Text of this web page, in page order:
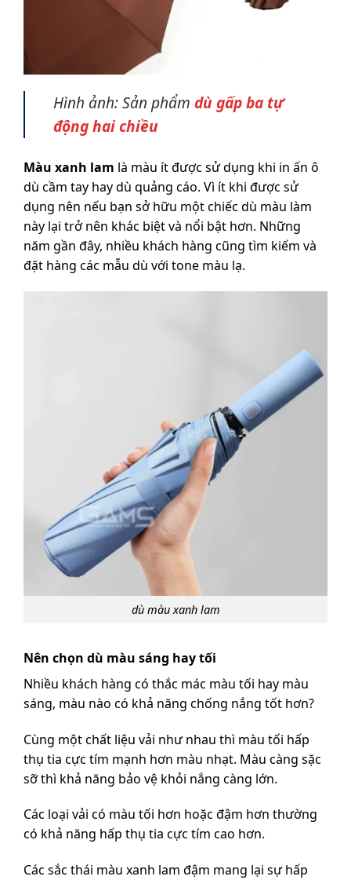
Hình ảnh: Sản phẩm dù gấp ba tự
động hai chiều
Màu xanh lam là màu ít được sử dụng khi in ấn ô
dù cầm tay hay dù quảng cáo. Vì ít khi được sử
dụng nên nếu bạn sở hữu một chiếc dù màu làm
này lại trở nên khác biệt và nổi bật hơn. Những
năm gần đây, nhiều khách hàng cũng tìm kiếm và
đặt hàng các mẫu dù với tone màu lạ.
dù màu xanh lam
Nên chọn dù màu sáng hay tối
Nhiều khách hàng có thắc mác màu tối hay màu
sáng, màu nào có khả năng chống nắng tốt hơn?
Cùng một chất liệu vải như nhau thì màu tối hấp
thụ tia cực tím mạnh hơn màu nhạt. Màu càng sặc
sỡ thì khả năng bảo vệ khỏi nắng càng lớn.
Các loại vải có màu tối hơn hoặc đậm hơn thường
có khả năng hấp thụ tia cực tím cao hơn.
Các sắc thái màu xanh lam đậm mang lại sự hấp